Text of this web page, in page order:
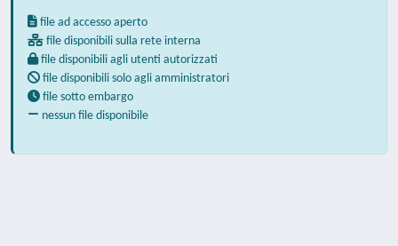
file ad accesso aperto
file disponibili sulla rete interna
file disponibili agli utenti autorizzati
file disponibili solo agli amministratori
file sotto embargo
nessun file disponibile